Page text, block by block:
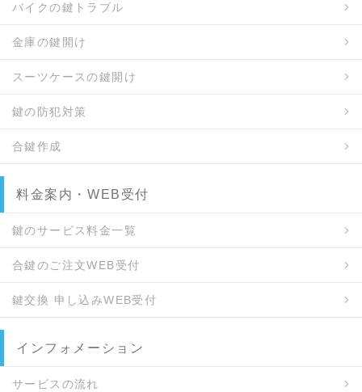
バイクの鍵トラブル
金庫の鍵開け
スーツケースの鍵開け
鍵の防犯対策
合鍵作成
料金案内・WEB受付
鍵のサービス料金一覧
合鍵のご注文WEB受付
鍵交換 申し込みWEB受付
インフォメーション
サービスの流れ